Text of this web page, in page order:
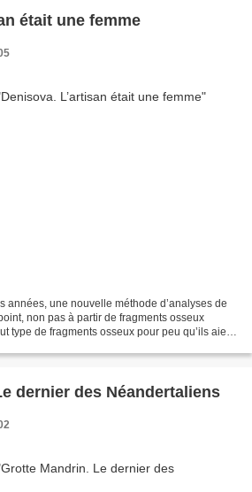
était une femme
années, une nouvelle méthode d’analyses de
non pas à partir de fragments osseux
type de fragments osseux pour peu qu’ils aient
dernier des Néandertaliens